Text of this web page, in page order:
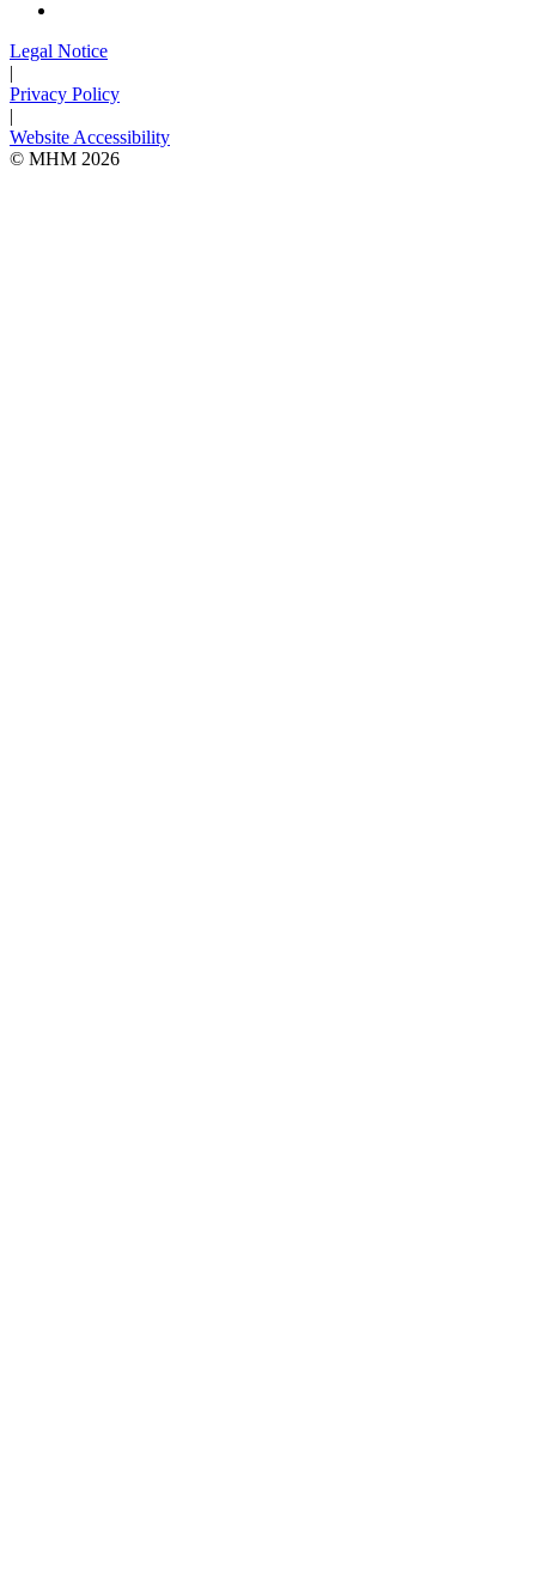
Legal Notice
|
Privacy Policy
|
Website Accessibility
© MHM 2026